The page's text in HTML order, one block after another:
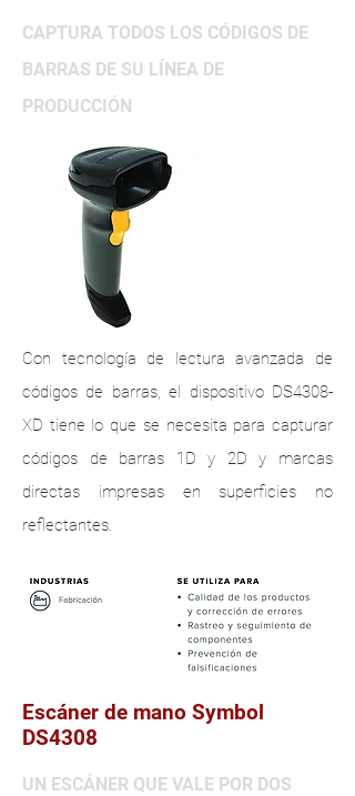
CAPTURA TODOS LOS CÓDIGOS DE
BARRAS DE SU LÍNEA DE
PRODUCCIÓN
Con tecnología de lectura avanzada de
códigos de barras, el dispositivo DS4308-
XD tiene lo que se necesita para capturar
códigos de barras 1D y 2D y marcas
directas impresas en superficies no
reflectantes.
Escáner de mano Symbol
DS4308
UN ESCÁNER QUE VALE POR DOS